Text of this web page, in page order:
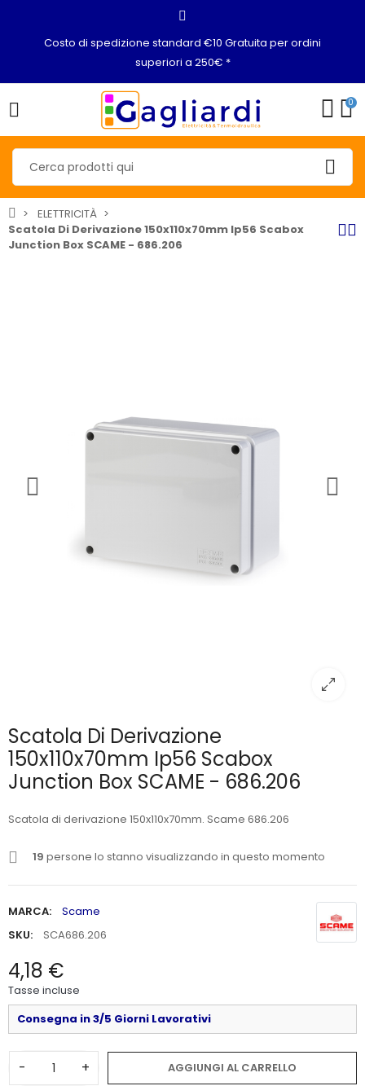
Costo di spedizione standard €10 Gratuita per ordini
superiori a 250€ *
0
ELETTRICITÀ
Scatola Di Derivazione 150x110x70mm Ip56 Scabox
Junction Box SCAME - 686.206
Scatola Di Derivazione
150x110x70mm Ip56 Scabox
Junction Box SCAME - 686.206
Scatola di derivazione 150x110x70mm. Scame 686.206
19 persone lo stanno visualizzando in questo momento
MARCA:
Scame
SKU:
SCA686.206
4,18 €
Tasse incluse
Consegna in 3/5 Giorni Lavorativi
- + AGGIUNGI AL CARRELLO